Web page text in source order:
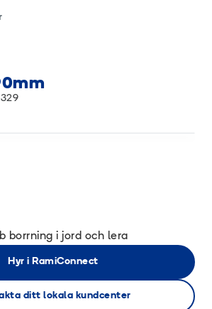
borrning i jord och lera
Hyr i RamiConnect
ditt lokala kundcenter